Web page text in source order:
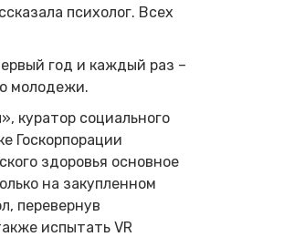
психолог. Всех
год и каждый раз –
молодежи.
куратор социального
Госкорпорации
здоровья основное
на закупленном
перевернув
испытать VR